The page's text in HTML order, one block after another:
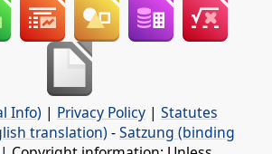
Info) | Privacy Policy | Statutes
translation) -Satzung (binding